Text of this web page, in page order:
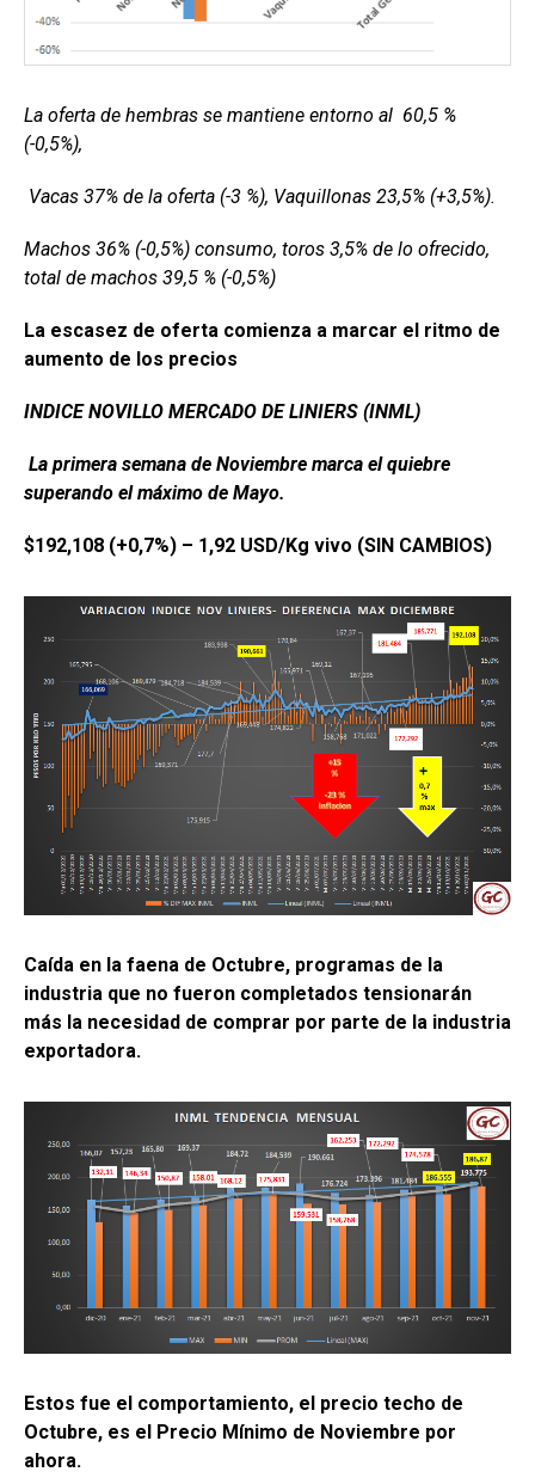
La oferta de hembras se mantiene entorno al 60,5 %
(-0,5%),
Vacas 37% de la oferta (-3 %), Vaquillonas 23,5% (+3,5%).
Machos 36% (-0,5%) consumo, toros 3,5% de lo ofrecido,
total de machos 39,5 % (-0,5%)
La escasez de oferta comienza a marcar el ritmo de
aumento de los precios
INDICE NOVILLO MERCADO DE LINIERS (INML)
La primera semana de Noviembre marca el quiebre
superando el máximo de Mayo.
$192,108 (+0,7%) – 1,92 USD/Kg vivo (SIN CAMBIOS)
Caída en la faena de Octubre, programas de la
industria que no fueron completados tensionarán
más la necesidad de comprar por parte de la industria
exportadora.
Estos fue el comportamiento, el precio techo de
Octubre, es el Precio Mínimo de Noviembre por
ahora.